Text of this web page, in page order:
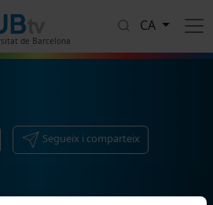
de Barcelona
CA
Segueix i comparteix